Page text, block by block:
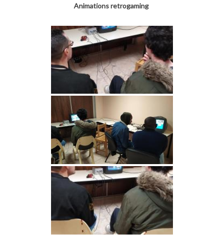
Animations retrogaming